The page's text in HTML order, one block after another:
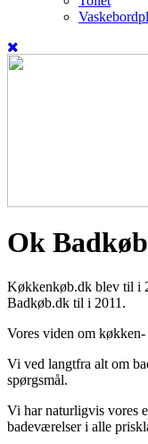
Ok
Køkkenkøb.dk blev til i
Badkøb.dk til i 2011.
Vores viden om
Vi ved langtfra alt om
spørgsmål.
Vi har naturligvis vores
badeværelser i alle